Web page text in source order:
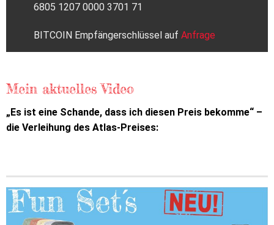
6805 1207 0000 3701 71
BITCOIN Empfängerschlüssel auf Anfrage
Mein aktuelles Video
„Es ist eine Schande, dass ich diesen Preis bekomme“ –
die Verleihung des Atlas-Preises: